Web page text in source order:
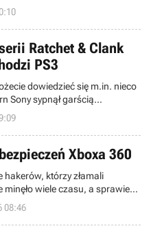
Na nowej oficjalnej
znaleźliśmy dla Szanownych
informacji tekstowych, jak
Ratchet & Clank
PS3
dowiedzieć się m.in. nieco
Sony sypnął garścią
Conference 2006. W trakcie
firmy Insomniac Games, czyli
pt. Ratchet & Clank.
już piątą grę, należącą do
Xboxa 360
którzy złamali
wiele czasu, a sprawie
oświadczenie na ten temat.
08:46